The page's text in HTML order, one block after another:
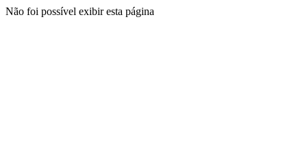
Não foi possível exibir esta página